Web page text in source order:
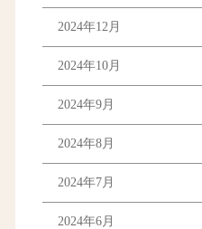
2024年12月
2024年10月
2024年9月
2024年8月
2024年7月
2024年6月